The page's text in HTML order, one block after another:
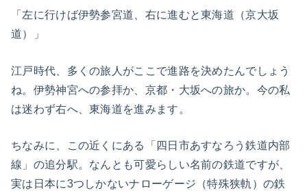
「左に行けば伊勢参宮道、右に進むと東海道（京大坂
道）」
江戸時代、多くの旅人がここで進路を決めたんでしょう
ね。伊勢神宮への参拝か、京都・大坂への旅か。今の私
は迷わず右へ、東海道を進みます。
ちなみに、この近くにある「四日市あすなろう鉄道内部
線」の追分駅。なんとも可愛らしい名前の鉄道ですが、
実は日本に3つしかないナローゲージ（特殊狭軌）の鉄